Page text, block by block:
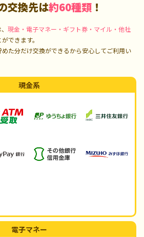
交換先は約60種類 ！
現金・電子マネー・ギフト券・マイル・他社
できます。
めた分だけ交換ができるから安心してご利用い
現金系
電子マネー